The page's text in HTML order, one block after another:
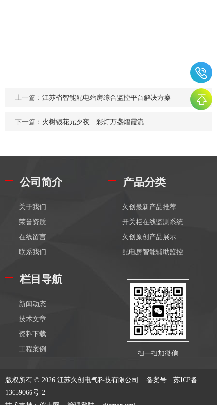
上一篇：江苏省智能配电站房综合监控平台解决方案
下一篇： 火树银花元夕夜，彩灯万盏熠霞流
公司简介
关于我们
荣誉资质
在线留言
联系我们
产品分类
久创最新产品推荐
开关柜在线监测系统
久创原创产品展示
配电房智能辅助监控系统
输变电物联网传感器-无线
配电监测传感器-有线
输变电监测传感器-有线
电缆在线监测系统
隧道综合监控系统
GIL管廊综合监控系统
输变电在线监测系统
栏目导航
新闻动态
技术文章
资料下载
工程案例
扫一扫加微信
版权所有 © 2026 江苏久创电气科技有限公司备案号：苏ICP备
13059066号-2